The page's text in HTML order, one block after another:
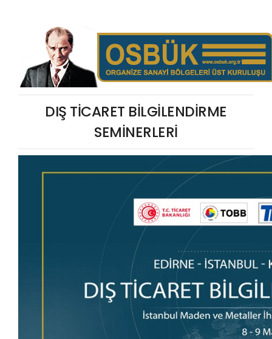
DIŞ TİCARET BİLGİLENDİRME
SEMİNERLERİ